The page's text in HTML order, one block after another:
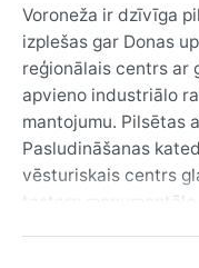
Voroneža ir dzīvīga
izplešas gar Donas
reģionālais centrs ar
apvieno industriālo
mantojumu. Pilsētas
Pasludināšanas
vēsturiskais centrs
tostarp monumentālo